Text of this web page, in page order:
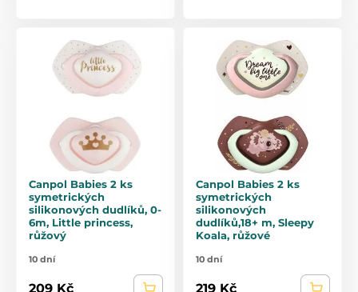
Canpol Babies 2 ks
symetrických
silikonových dudlíků, 0-
6m, Little princess,
růžový
10 dní
209 Kč
Canpol Babies 2 ks
symetrických
silikonových
dudlíků,18+ m, Sleepy
Koala, růžové
10 dní
219 Kč